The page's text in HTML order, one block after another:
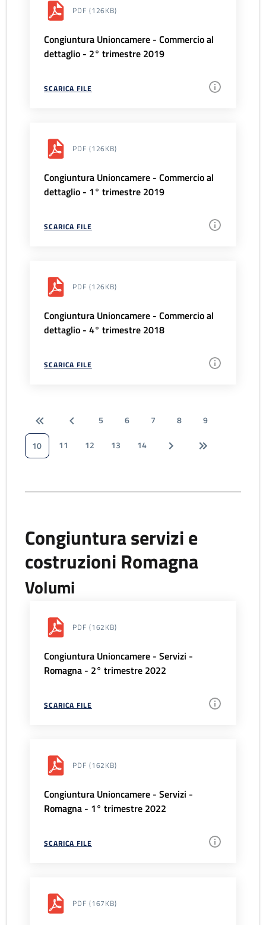
PDF (126KB)
Congiuntura Unioncamere - Commercio al
dettaglio - 2° trimestre 2019
SCARICA FILE
PDF (126KB)
Congiuntura Unioncamere - Commercio al
dettaglio - 1° trimestre 2019
SCARICA FILE
PDF (126KB)
Congiuntura Unioncamere - Commercio al
dettaglio - 4° trimestre 2018
SCARICA FILE
5 6 7 8
9
10
11 12 13 14
Congiuntura servizi e
costruzioni Romagna
Volumi
PDF (162KB)
Congiuntura Unioncamere - Servizi -
Romagna - 2° trimestre 2022
SCARICA FILE
PDF (162KB)
Congiuntura Unioncamere - Servizi -
Romagna - 1° trimestre 2022
SCARICA FILE
PDF (167KB)